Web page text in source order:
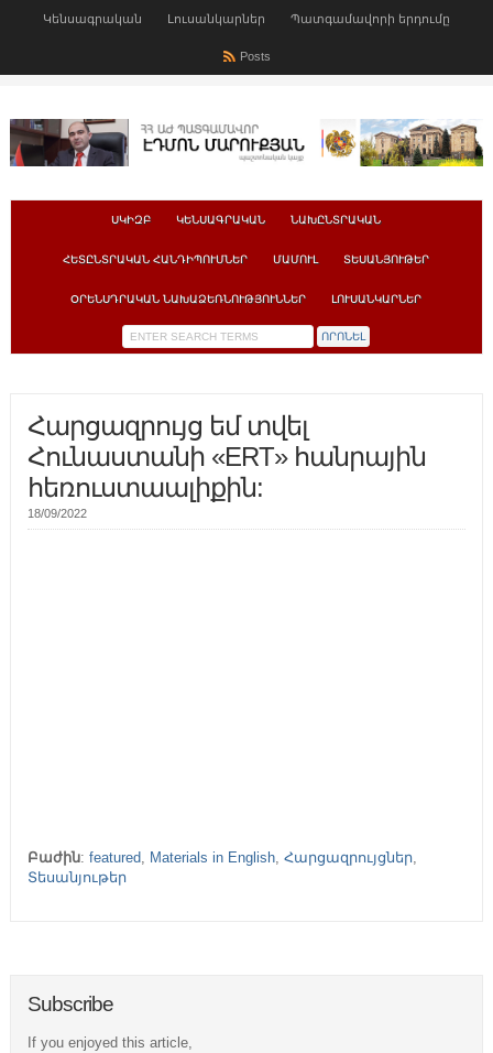
Կենսագրական Լուսանկարներ Պատգամավորի երդումը
Posts
ՍԿԻԶԲ ԿԵՆՍԱԳՐԱԿԱՆ ՆԱԽԸՆՏՐԱԿԱՆ
ՀԵՏԸՆՏՐԱԿԱՆ ՀԱՆԴԻՊՈՒՄՆԵՐ ՄԱՄՈՒԼ ՏԵՍԱՆՅՈՒԹԵՐ
ՕՐԵՆՍԴՐԱԿԱՆ ՆԱԽԱՁԵՌՆՈՒԹՅՈՒՆՆԵՐ ԼՈՒՍԱՆԿԱՐՆԵՐ
Հարցազրույց եմ տվել
Հունաստանի «ERT» հանրային
հեռուստաալիքին:
18/09/2022
Բաժին: featured, Materials in English, Հարցազրույցներ,
Տեսանյութեր
Subscribe
If you enjoyed this article,